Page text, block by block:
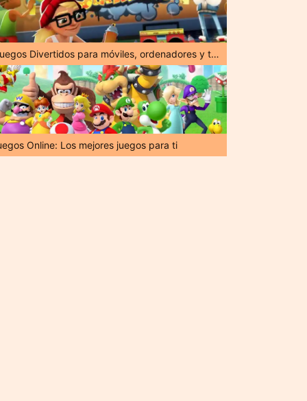
¡Juegos Divertidos para móviles, ordenadores y tabletas!
Online: Los mejores juegos para ti